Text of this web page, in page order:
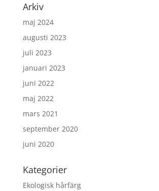
Arkiv
maj 2024
augusti 2023
juli 2023
januari 2023
juni 2022
maj 2022
mars 2021
september 2020
juni 2020
Kategorier
Ekologisk hårfärg